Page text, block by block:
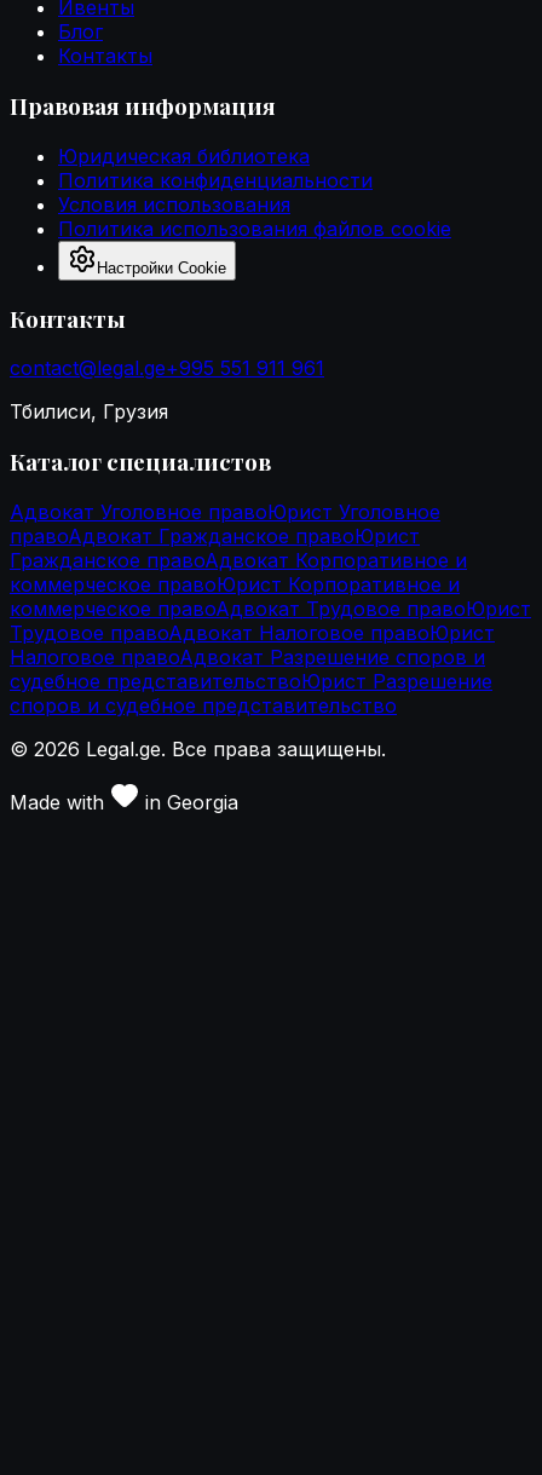
Ивенты
Блог
Контакты
Правовая информация
Юридическая библиотека
Политика конфиденциальности
Условия использования
Политика использования файлов cookie
Настройки Cookie
Контакты
contact@legal.ge+995 551 911 961
Тбилиси, Грузия
Каталог специалистов
Адвокат Уголовное правоЮрист Уголовное
правоАдвокат Гражданское правоЮрист
Гражданское правоАдвокат Корпоративное и
коммерческое правоЮрист Корпоративное и
коммерческое правоАдвокат Трудовое правоЮрист
Трудовое правоАдвокат Налоговое правоЮрист
Налоговое правоАдвокат Разрешение споров и
судебное представительствоЮрист Разрешение
споров и судебное представительство
© 2026 Legal.ge. Все права защищены.
Made with in Georgia